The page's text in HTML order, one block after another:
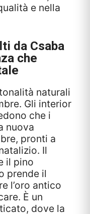
e nella
da Csaba
che
naturali
Gli interior
che i
nuova
pronti a
Il
il pino
prende il
l’oro antico
È un
dove la